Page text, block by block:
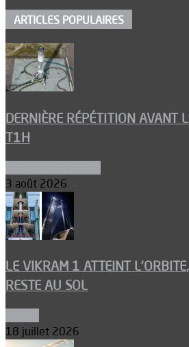
ARTICLES POPULAIRES
DERNIÈRE RÉPÉTITION AVANT
T1H
3 août 2026
LE VIKRAM 1 ATTEINT
RESTE AU SOL
18 juillet 2026